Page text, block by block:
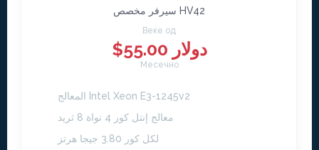
سيرفر مخصص HV42
Веќе од
$55.00 دولار
Месечно
المعالج Intel Xeon E3-1245v2
معالج إنتل كور 4 نواة 8 ثريد
لكل كور 3.80 جيجا هرتز